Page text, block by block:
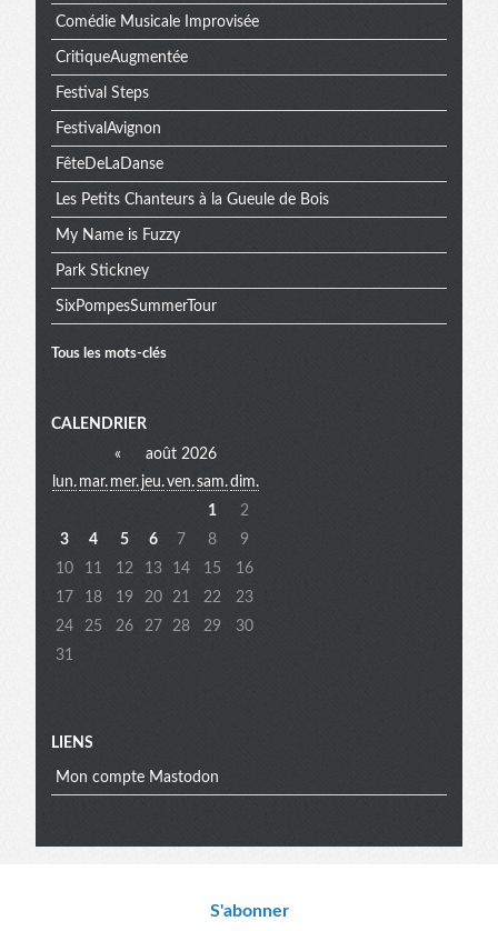
Comédie Musicale Improvisée
CritiqueAugmentée
Festival Steps
FestivalAvignon
FêteDeLaDanse
Les Petits Chanteurs à la Gueule de Bois
My Name is Fuzzy
Park Stickney
SixPompesSummerTour
Tous les mots-clés
Menu
extra
CALENDRIER
«
août 2026
lun. mar. mer. jeu.ven.sam.dim.
1
2
3
4 5 6 7 8
9
10
11 12 13 14 15
16
17
18 19 20 21 22
23
24
25 26 27 28 29
30
31
LIENS
Mon compte Mastodon
S'abonner